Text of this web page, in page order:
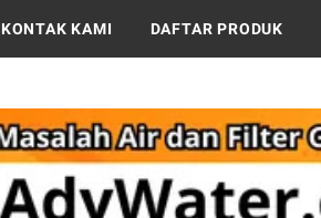
KONTAK KAMI DAFTAR PRODUK